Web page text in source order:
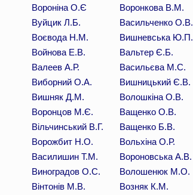
Вороніна О.Є
Воронкова В.М.
Вуйцик Л.Б.
Васильченко О.В.
Воєвода Н.М.
Вишневська Ю.П.
Войнова Е.В.
Вальтер Є.Б.
Валеев А.Р.
Васильєва М.С.
Виборний О.А.
Вишницький Є.В.
Вишняк Д.М.
Волошкіна О.В.
Воронцов М.Є.
Ващенко О.В.
Вільчинський В.Г.
Ващенко Б.В.
Ворожбит Н.О.
Вольхіна О.Р.
Василишин Т.М.
Вороновська А.В.
Виноградов О.С.
Волошенюк М.О.
Вінтонів М.В.
Возняк К.М.